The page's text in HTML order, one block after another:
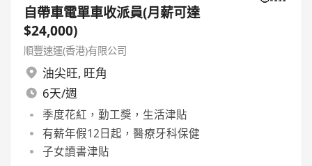
自帶車電單車收派員(月薪可達
$24,000)
順豐速運(香港)有限公司
油尖旺, 旺角
6天/週
季度花紅，勤工獎，生活津貼
有薪年假12日起，醫療牙科保健
子女讀書津貼